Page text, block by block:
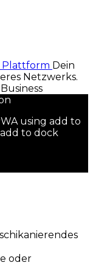
Plattform Dein
Netzwerks.
using add to
to dock
oder